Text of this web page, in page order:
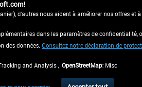
légales
frais de remboursement, si aucune description
d'autres nous aident à améliorer nos offres et
dans les paramètres de confidentialité,
des données. Consultez notre déclaration de
and Analysis , OpenStreetMap: Misc